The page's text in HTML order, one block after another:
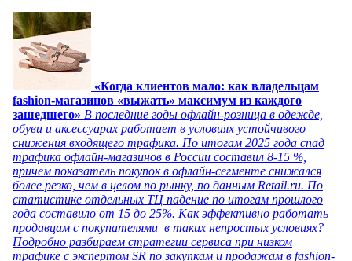
«Когда клиентов мало: как владельцам
fashion-магазинов «выжать» максимум из каждого
зашедшего» В последние годы офлайн-розница в одежде,
обуви и аксессуарах работает в условиях устойчивого
снижения входящего трафика. По итогам 2025 года спад
трафика офлайн-магазинов в России составил 8-15 %,
причем показатель покупок в офлайн-сегменте снижался
более резко, чем в целом по рынку, по данным Retail.ru. По
статистике отдельных ТЦ падение по итогам прошлого
года составило от 15 до 25%. Как эффективно работать
продавцам с покупателями в таких непростых условиях?
Подробно разбираем стратегии сервиса при низком
трафике с экспертом SR по закупкам и продажам в fashion-